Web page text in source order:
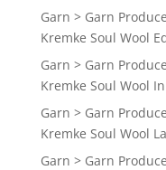
Garn > Garn
Kremke Soul Wool
Garn > Garn
Kremke Soul Wool
Garn > Garn
Kremke Soul Wool
Garn > Garn